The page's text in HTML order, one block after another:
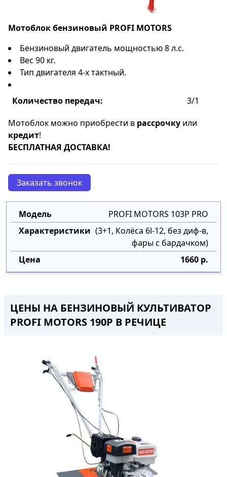
Мотоблок бензиновый PROFI MOTORS
Бензиновый двигатель мощностью 8 л.с.
Вес 90 кг.
Тип двигателя 4-х тактный.
Количество передач:
3/1
Мотоблок можно приобрести в рассрочку или
кредит!
БЕСПЛАТНАЯ ДОСТАВКА!
Заказать звонок
PROFI MOTORS 103P PRO
(3+1, Колёса 6l-12, без диф-в,
фары с бардачком)
1660 р.
ЦЕНЫ НА БЕНЗИНОВЫЙ КУЛЬТИВАТОР
PROFI MOTORS 190P В РЕЧИЦЕ